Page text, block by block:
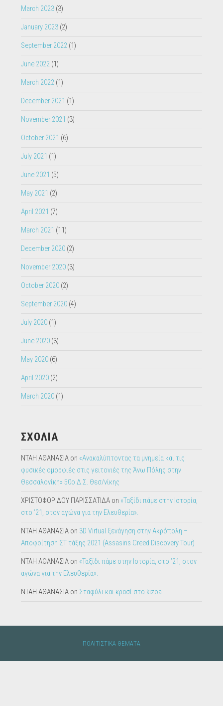
March 2023(3)
January 2023(2)
September 2022(1)
June 2022(1)
March 2022(1)
December 2021 (1)
November 2021 (3)
October 2021 (6)
July 2021 (1)
June 2021 (5)
May 2021 (2)
April 2021 (7)
March 2021 (11)
December 2020(2)
November 2020(3)
October 2020(2)
September 2020(4)
July 2020(1)
June 2020(3)
May 2020(6)
April 2020(2)
March 2020(1)
ΣΧΟΛΙΑ
ΝΤΑΗ ΑΘΑΝΑΣΙΑon «Ανακαλύπτοντας τα μνημεία και τις
φυσικές ομορφιές στις γειτονιές της Άνω Πόλης στην
Θεσσαλονίκη» 50ο Δ.Σ. Θεσ/νίκης
ΧΡΙΣΤΟΦΟΡΙΔΟΥ ΠΑΡΙΣΣΑΤΙΔΑon «Ταξίδι πάμε στην Ιστορία,
στο ’21, στον αγώνα για την Ελευθερία».
ΝΤΑΗ ΑΘΑΝΑΣΙΑon 3D Virtual ξενάγηση στην Ακρόπολη –
Αποφοίτηση ΣΤ τάξης 2021 (Assasins Creed Discovery Tour)
ΝΤΑΗ ΑΘΑΝΑΣΙΑon «Ταξίδι πάμε στην Ιστορία, στο ’21, στον
αγώνα για την Ελευθερία».
ΝΤΑΗ ΑΘΑΝΑΣΙΑon Σταφύλι και κρασί στο kizoa
ΠΟΛΙΤΙΣΤΙΚΑ ΘΕΜΑΤΑ